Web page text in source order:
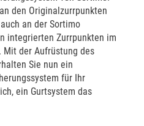
den Originalzurrpunkten
an der Sortimo
integrierten Zurrpunkten im
Mit der Aufrüstung des
Sie nun ein
für Ihr
ein Gurtsystem das